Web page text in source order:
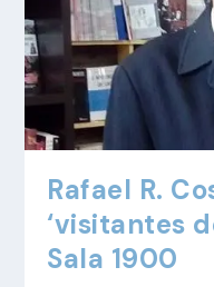
Rafael R.
‘visitantes
Sala 1900